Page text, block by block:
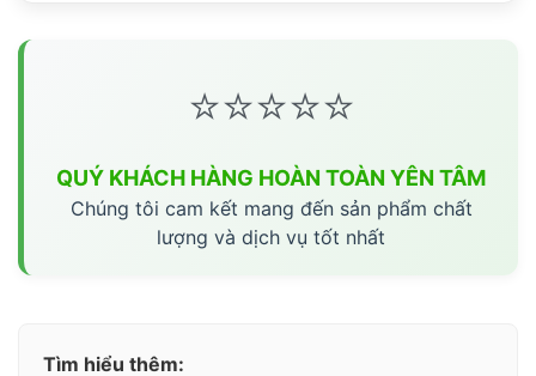
⭐⭐⭐⭐⭐
QUÝ KHÁCH HÀNG HOÀN TOÀN YÊN TÂM
Chúng tôi cam kết mang đến sản phẩm chất
lượng và dịch vụ tốt nhất
Tìm hiểu thêm: